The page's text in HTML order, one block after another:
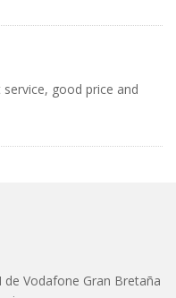
service, good price and
Vodafone Gran Bretaña